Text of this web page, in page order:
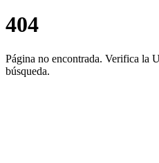
404
Página no encontrada. Verifica la
búsqueda.